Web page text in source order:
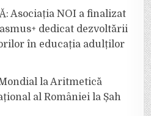
Asociația NOI a finalizat
dedicat dezvoltării
în educația adulților
la Aritmetică
al României la Șah